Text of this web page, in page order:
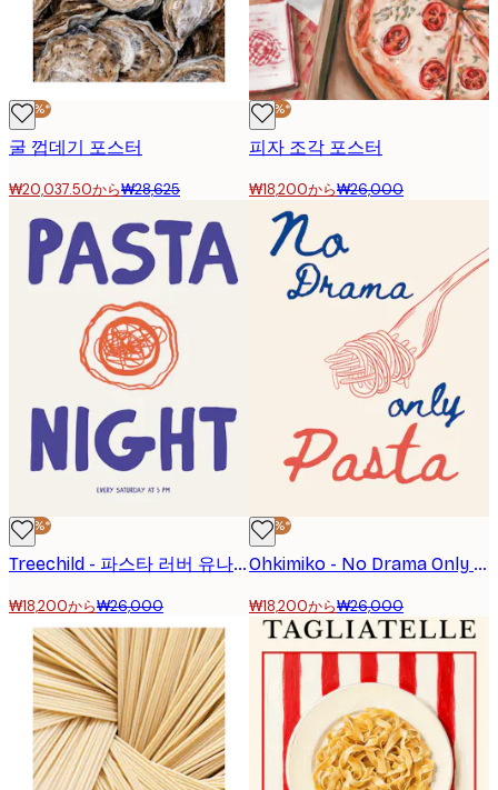
-30%*
굴 껍데기 포스터
₩20,037.50から₩28,625
-30%*
피자 조각 포스터
₩18,200から₩26,000
-30%*
Treechild - 파스타 러버 유나이트! 포스터
₩18,200から₩26,000
-30%*
Ohkimiko - No Drama Only Pasta 포스터
₩18,200から₩26,000